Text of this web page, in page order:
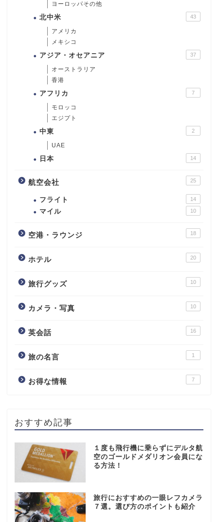
ヨーロッパその他
北中米 43
アメリカ
メキシコ
アジア・オセアニア 37
オーストラリア
香港
アフリカ 7
モロッコ
エジプト
中東 2
UAE
日本 14
航空会社 25
フライト 14
マイル 10
空港・ラウンジ 18
ホテル 20
旅行グッズ 10
カメラ・写真 10
英会話 16
旅の名言 1
お得な情報 7
おすすめ記事
１度も飛行機に乗らずにデルタ航
空のゴールドメダリオン会員にな
る方法！
旅行におすすめの一眼レフカメラ
７選。選び方のポイントも紹介